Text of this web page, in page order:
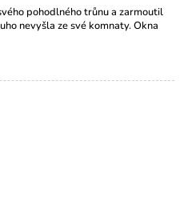
pohodlného trůnu a zarmoutil
nevyšla ze své komnaty. Okna